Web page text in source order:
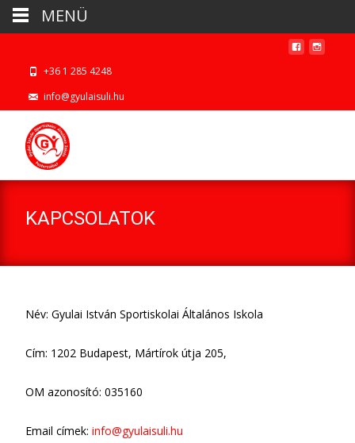
+36 1 285 4248
info@gyulaisuli.hu
KAPCSOLATOK
Név: Gyulai István Sportiskolai Általános Iskola
Cím: 1202 Budapest, Mártírok útja 205,
OM azonosító: 035160
Email címek: info@gyulaisuli.hu
MENÜ